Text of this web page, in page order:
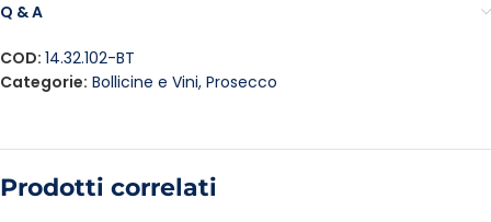
Q & A
COD: 14.32.102-BT
Categorie: Bollicine e Vini, Prosecco
Prodotti correlati